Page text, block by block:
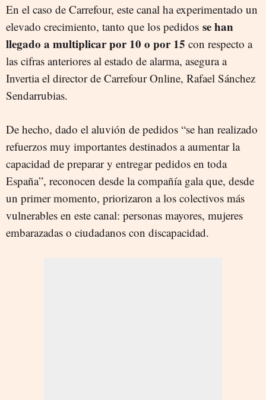
En el caso de Carrefour, este canal ha experimentado un
elevado crecimiento, tanto que los pedidos se han
llegado a multiplicar por 10 o por 15 con respecto a
las cifras anteriores al estado de alarma, asegura a
Invertia el director de Carrefour Online, Rafael Sánchez
Sendarrubias.
De hecho, dado el aluvión de pedidos “se han realizado
refuerzos muy importantes destinados a aumentar la
capacidad de preparar y entregar pedidos en toda
España”, reconocen desde la compañía gala que, desde
un primer momento, priorizaron a los colectivos más
vulnerables en este canal: personas mayores, mujeres
embarazadas o ciudadanos con discapacidad.